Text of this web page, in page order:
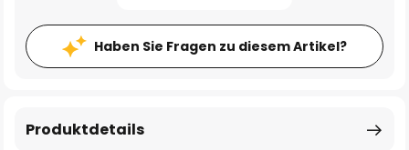
Haben Sie Fragen zu diesem Artikel?
Produktdetails